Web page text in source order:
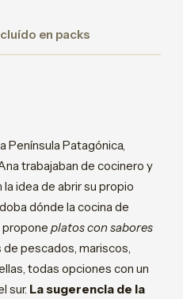
en packs
Península Patagónica,
trabajaban de cocinero y
idea de abrir su propio
dónde la cocina de
propone platos con sabores
pescados, mariscos,
todas opciones con un
sur. La sugerencia de la